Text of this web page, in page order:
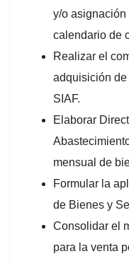
y/o asignación
calendario de
Realizar el
adquisición de
SIAF.
Elaborar
mensual de
Formular la
de Bienes y
Consolidar el
para la venta